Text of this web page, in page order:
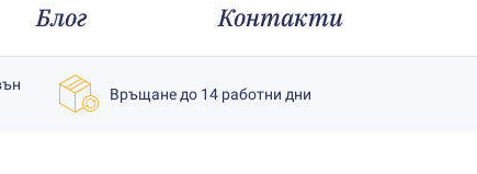
Блог Контакти
Връщане до 14 работни дни